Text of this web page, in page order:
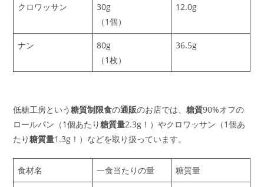
クロワッサン
30g
（1個）
12.0g
ナン
80g
（1枚）
36.5g
低糖工房という糖質制限食の通販のお店では、糖質90%オフの
ロールパン（1個あたり糖質量2.3g！）やクロワッサン（1個あ
たり糖質量1.3g！）などを取り扱っています。
食材名 一食当たりの量 糖質量